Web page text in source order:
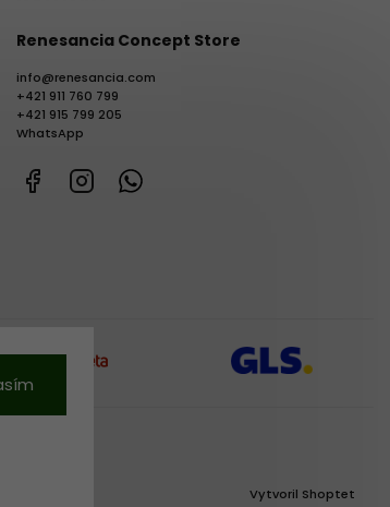
Renesancia Concept Store
info@renesancia.com
+421 911 760 799
+421 915 799 205
WhatsApp
FacebookInstagram
Vytvoril Shoptet